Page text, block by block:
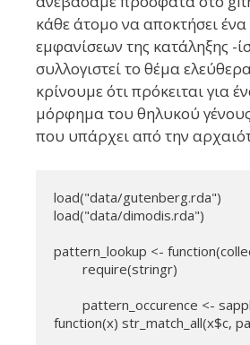
κάθε άτομο να αποκτήσει
εμφανίσεων της κατάληξης -
συλλογιστεί το θέμα
κρίνουμε ότι πρόκειται για
μόρφημα του θηλυκού
που υπάρχει από την
load("data/gutenberg.rda")
load("data/dimodis.rda")
pattern_lookup <-
function(x) str_match_all(x$c,